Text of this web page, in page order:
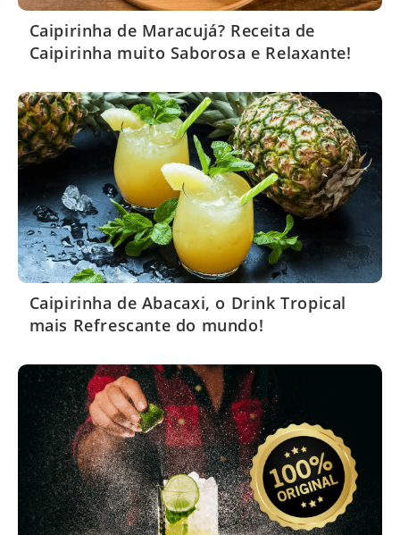
Caipirinha de Maracujá? Receita de
Caipirinha muito Saborosa e Relaxante!
Caipirinha de Abacaxi, o Drink Tropical
mais Refrescante do mundo!